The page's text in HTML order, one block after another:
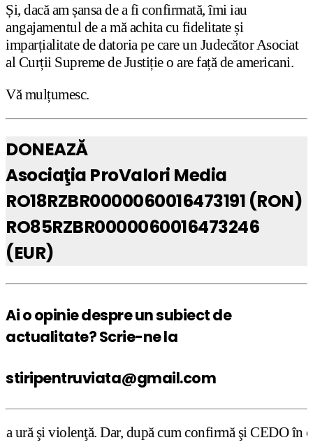
Și, dacă am șansa de a fi confirmată, îmi iau
angajamentul de a mă achita cu fidelitate și
imparțialitate de datoria pe care un Judecător Asociat
al Curții Supreme de Justiție o are față de americani.
Vă mulțumesc.
DONEAZĂ
Asociaţia ProValori Media
RO18RZBR0000060016473191 (RON)
RO85RZBR0000060016473246
(EUR)
Ai o opinie despre un subiect de
actualitate? Scrie-ne la
stiripentruviata@gmail.com
după cum confirmă şi CEDO în cazul